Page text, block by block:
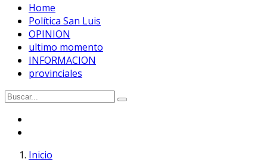
Home
Política San Luis
OPINION
ultimo momento
INFORMACION
provinciales
Inicio